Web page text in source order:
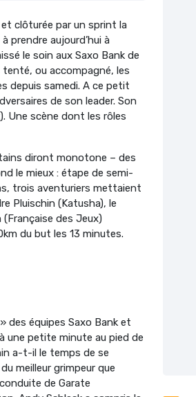
clôturée par un sprint la
prendre aujourd’hui à
le soin aux Saxo Bank de
ou accompagné, les
depuis samedi. A ce petit
de son leader. Son
Une scène dont les rôles
diront monotone – des
le mieux : étape de semi-
trois aventuriers mettaient
Pluischin (Katusha), le
des Jeux)
du but les 13 minutes.
des équipes Saxo Bank et
une petite minute au pied de
a-t-il le temps de se
meilleur grimpeur que
de Garate